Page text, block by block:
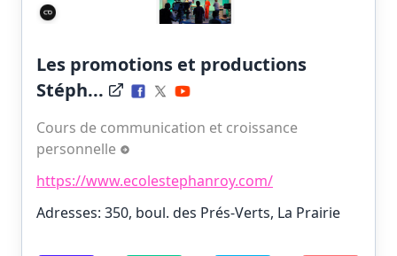
Les promotions et productions
Stéph...
Cours de communication et croissance
personnelle
https://www.ecolestephanroy.com/
Adresses: 350, boul. des Prés-Verts, La Prairie